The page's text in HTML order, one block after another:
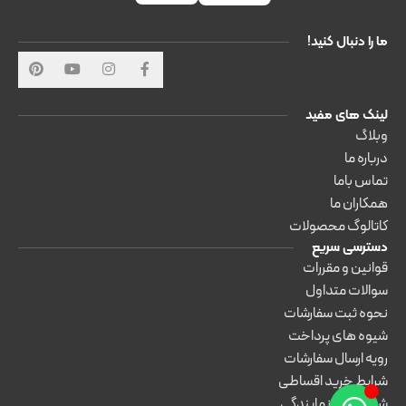
لینک های مفید
وبلاگ
درباره ما
تماس باما
همکاران ما
کاتالوگ محصولات
دسترسی سریع
قوانین و مقررات
سوالات متداول
نحوه ثبت سفارشات
شیوه های پرداخت
رویه ارسال سفارشات
شرایط خرید اقساطی
ما را دنبال کنید!